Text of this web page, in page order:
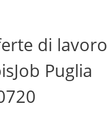
di lavoro
Puglia